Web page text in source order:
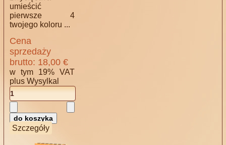
umieścić
pierwsze 4
twojego koloru ...
Cena
sprzedaży
brutto: 18,00 €
w tym 19% VAT
plusWysylkal
Szczegóły